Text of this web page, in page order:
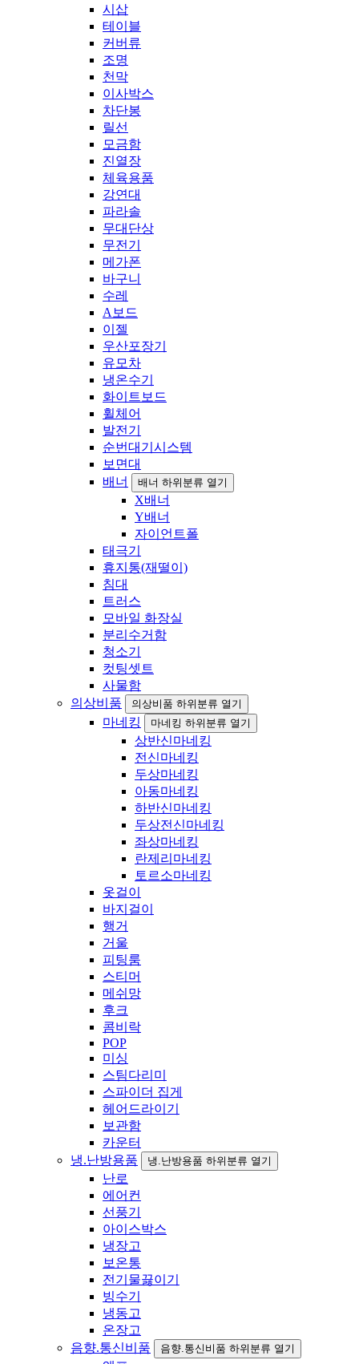
시삽
테이블
커버류
조명
천막
이사박스
차단봉
릴선
모금함
진열장
체육용품
강연대
파라솔
무대단상
무전기
메가폰
바구니
수레
A보드
이젤
우산포장기
유모차
냉온수기
화이트보드
휠체어
발전기
순번대기시스템
보면대
배너
배너 하위분류 열기
X배너
Y배너
자이언트폴
태극기
휴지통(재떨이)
침대
트러스
모바일 화장실
분리수거함
청소기
컷팅셋트
사물함
의상비품
의상비품 하위분류 열기
마네킹 마네킹 하위분류 열기
상반신마네킹
전신마네킹
두상마네킹
아동마네킹
하반신마네킹
두상전신마네킹
좌상마네킹
란제리마네킹
토르소마네킹
옷걸이
바지걸이
행거
거울
피팅룸
스티머
메쉬망
후크
콤비락
POP
미싱
스팀다리미
스파이더 집게
헤어드라이기
보관함
카운터
냉.난방용품
냉.난방용품 하위분류 열기
난로
에어컨
선풍기
아이스박스
냉장고
보온통
전기물끓이기
빙수기
냉동고
온장고
음향.통신비품
음향.통신비품 하위분류 열기